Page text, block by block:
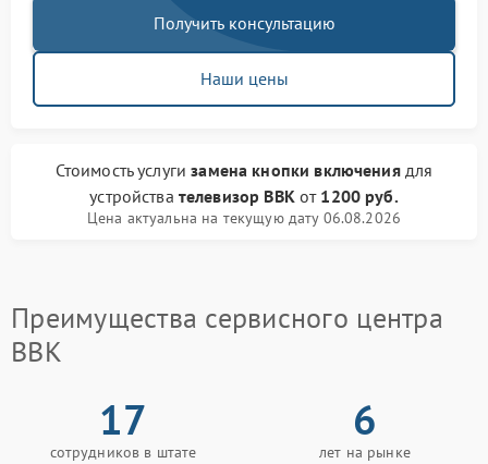
Получить консультацию
Наши цены
Стоимость услугизамена кнопки включениядля
устройства телевизор BBKот 1200 руб.
Цена актуальна на текущую дату 06.08.2026
Преимущества сервисного центра
BBK
17
сотрудников в штате
6
лет на рынке